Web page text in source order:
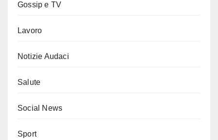
Gossip e TV
Lavoro
Notizie Audaci
Salute
Social News
Sport